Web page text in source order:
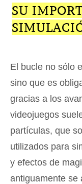
SU
El bucle no sólo
sino que es
gracias a los
videojuegos
partículas, que
utilizados para
y efectos de
antiguamente se